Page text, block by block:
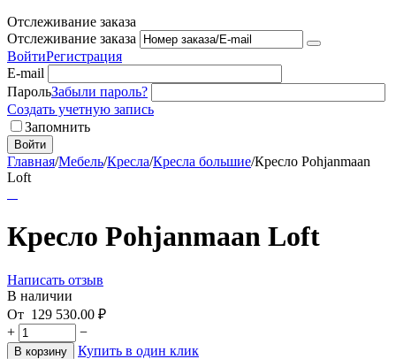
Отслеживание заказа
Отслеживание заказа
ВойтиРегистрация
E-mail
ПарольЗабыли пароль?
Создать учетную запись
Запомнить
Войти
Главная/Мебель/Кресла/Кресла большие/Кресло Pohjanmaan
Loft
Кресло Pohjanmaan Loft
Написать отзыв
В наличии
От 129 530.00 ₽
+
−
В корзину
Купить в один клик